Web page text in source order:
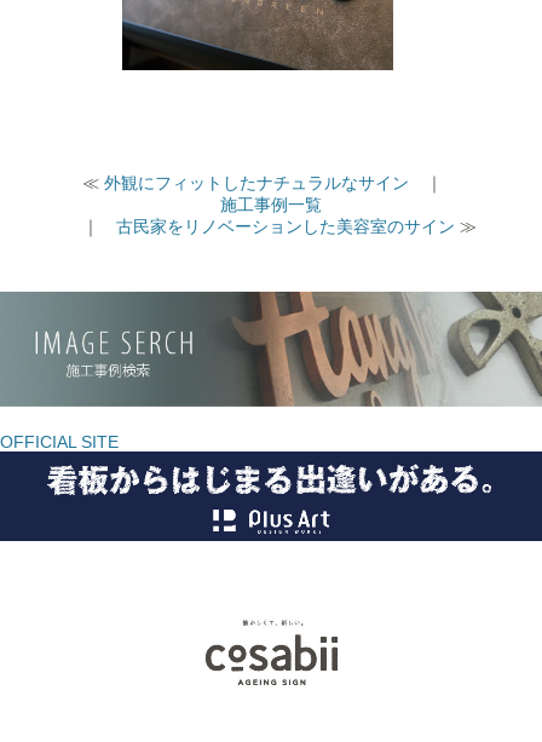
≪ 外観にフィットしたナチュラルなサイン ｜
施工事例一覧
｜ 古民家をリノベーションした美容室のサイン ≫
OFFICIAL SITE